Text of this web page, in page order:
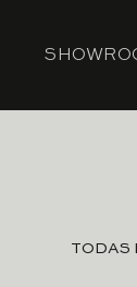
TODAS